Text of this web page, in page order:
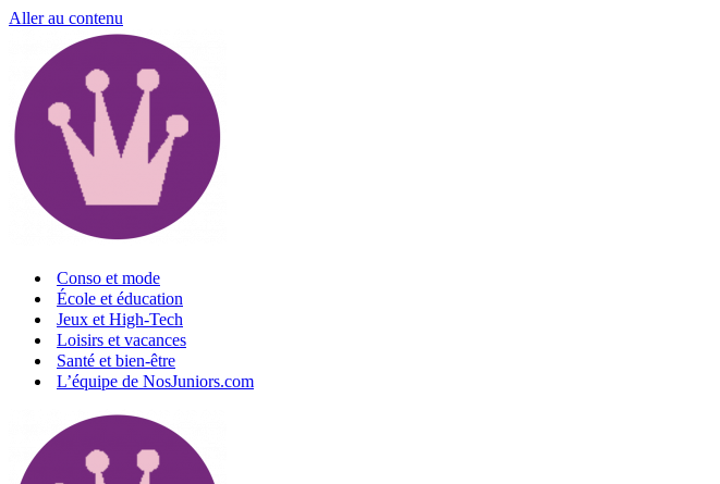
Aller au contenu
Conso et mode
École et éducation
Jeux et High-Tech
Loisirs et vacances
Santé et bien-être
L’équipe de NosJuniors.com